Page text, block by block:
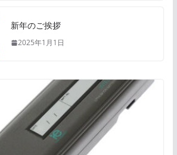
新年のご挨拶
2025年1月1日